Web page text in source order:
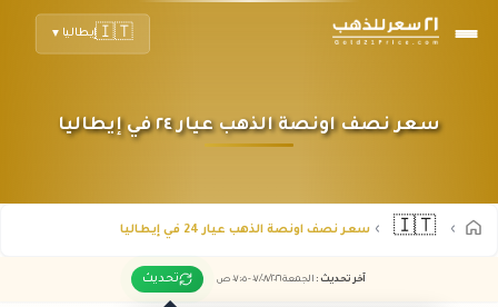
🇮🇹إيطاليا ▼
سعر نصف اونصة الذهب عيار ٢٤ في إيطاليا
🇮🇹 سعر نصف اونصة الذهب عيار 24 في إيطاليا
آخر تحديث : الجمعة ٠٧ /٠٨/٢٠٢٦ - ٠٧:٠٥ ص تحديث